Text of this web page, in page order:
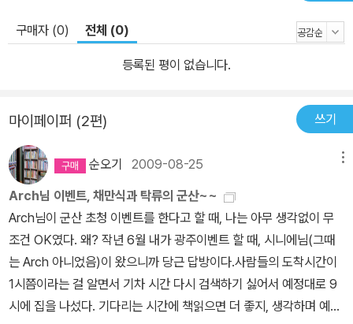
구매자 (0) 전체 (0)
등록된 평이 없습니다.
마이페이퍼 (2편) 쓰기
순오기 2009-08-25
Arch님 이벤트, 채만식과 탁류의 군산~~
Arch님이 군산 초청 이벤트를 한다고 할 때, 나는 아무 생각없이 무
조건 OK였다. 왜? 작년 6월 내가 광주이벤트 할 때, 시니에님(그때
는 Arch 아니었음)이 왔으니까 당근 답방이다.사람들의 도착시간이
1시쯤이라는 걸 알면서 기차 시간 다시 검색하기 싫어서 예정대로 9
시에 집을 나섰다. 기다리는 시간에 책읽으면 더 좋지, 생각하며 예약